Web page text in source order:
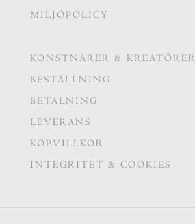
MILJÖPOLICY
KONSTNÄRER & KREATÖRER
BESTÄLLNING
BETALNING
LEVERANS
KÖPVILLKOR
INTEGRITET & COOKIES